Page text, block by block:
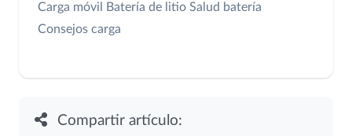
Carga móvil Batería de litio Salud batería
Consejos carga
Compartir artículo: